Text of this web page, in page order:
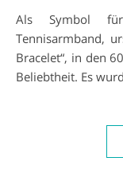
Als Symbol für zeitlose Eleganz erreichte das
Tennisarmband,
Bracelet“, in den
Beliebtheit. Es